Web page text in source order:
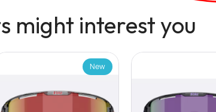
might interest you
New